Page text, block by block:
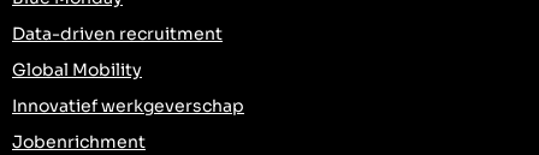
Data-driven recruitment
Global Mobility
Innovatief werkgeverschap
Jobenrichment